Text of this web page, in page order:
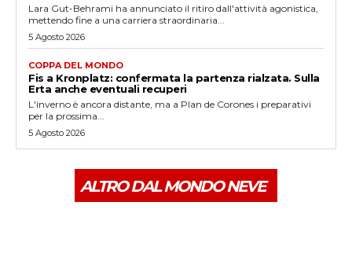
Lara Gut-Behrami ha annunciato il ritiro dall'attività agonistica,
mettendo fine a una carriera straordinaria...
5 Agosto 2026
COPPA DEL MONDO
Fis a Kronplatz: confermata la partenza rialzata. Sulla
Erta anche eventuali recuperi
L'inverno è ancora distante, ma a Plan de Corones i preparativi
per la prossima...
5 Agosto 2026
ALTRO DAL MONDO NEVE